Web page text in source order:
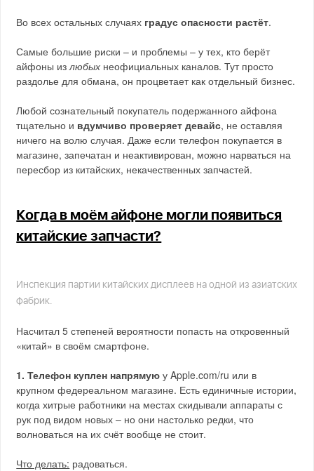
Во всех остальных случаях градус опасности растёт.
Самые большие риски – и проблемы – у тех, кто берёт
айфоны излюбых неофициальных каналов. Тут просто
раздолье для обмана, он процветает как отдельный бизнес.
Любой сознательный покупатель подержанного айфона
тщательно и вдумчиво проверяет девайс, не оставляя
ничего на волю случая. Даже если телефон покупается в
магазине, запечатан и неактивирован, можно нарваться на
пересбор из китайских, некачественных запчастей.
Когда в моём айфоне могли появиться
китайские запчасти?
Инспекция партии китайских дисплеев на одной из азиатских
фабрик.
Насчитал 5 степеней вероятности попасть на откровенный
«китай» в своём смартфоне.
1. Телефон куплен напрямую у Apple.com/ru или в
крупном федереальном магазине. Есть единичные истории,
когда хитрые работники на местах скидывали аппараты с
рук под видом новых – но они настолько редки, что
волноваться на их счёт вообще не стоит.
Что делать: радоваться.